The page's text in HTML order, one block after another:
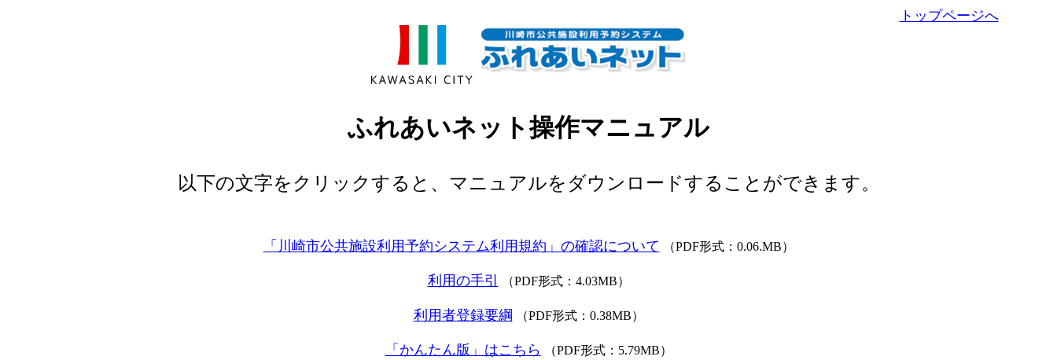
トップページへ
ふれあいネット操作マニュアル
以下の文字をクリックすると、マニュアルをダウンロードすることができます。
「川崎市公共施設利用予約システム利用規約」の確認について （PDF形式：0.06.MB）
利用の手引 （PDF形式：4.03MB）
利用者登録要綱 （PDF形式：0.38MB）
「かんたん版」はこちら （PDF形式：5.79MB）